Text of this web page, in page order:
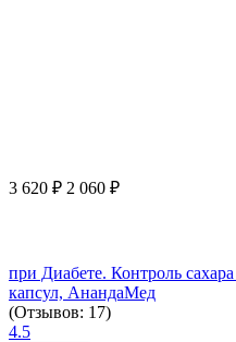
3 620 ₽ 2 060 ₽
при Диабете. Контроль
капсул, АнандаМед
(Отзывов: 17)
4.5